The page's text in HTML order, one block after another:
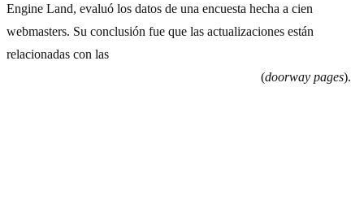
Engine Land, evaluó los datos de una encuesta hecha a cien
webmasters. Su conclusión fue que las actualizaciones están
relacionadas con las
(doorway pages).